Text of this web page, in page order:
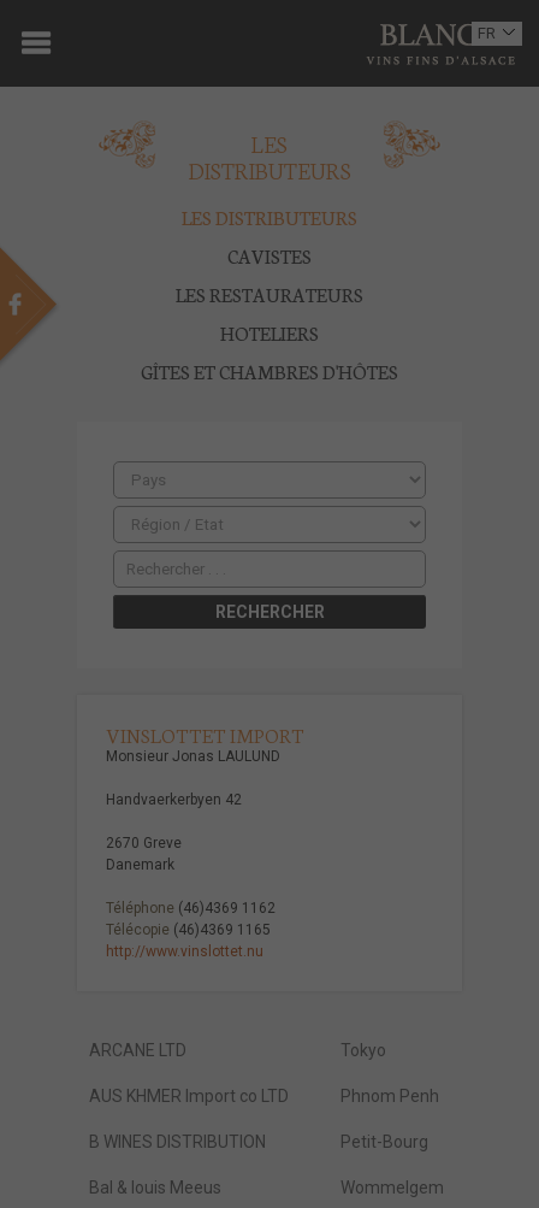
DOMAINE
OENOTOURISME
BOUTIQUE
PRESSE
CONTACT
FR
EN
LES
DISTRIBUTEURS
LES DISTRIBUTEURS
CAVISTES
LES RESTAURATEURS
HOTELIERS
GÎTES ET CHAMBRES D'HÔTES
VINSLOTTET IMPORT
Monsieur Jonas LAULUND
Handvaerkerbyen 42
2670 Greve
Danemark
Téléphone (46)4369 1162
Télécopie (46)4369 1165
http://www.vinslottet.nu
ARCANE LTD Tokyo
AUS KHMER Import co LTD Phnom Penh
B WINES DISTRIBUTION Petit-Bourg
Bal & louis Meeus Wommelgem